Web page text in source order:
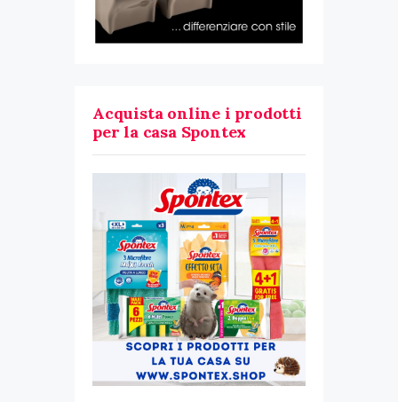
Acquista online i prodotti
per la casa Spontex